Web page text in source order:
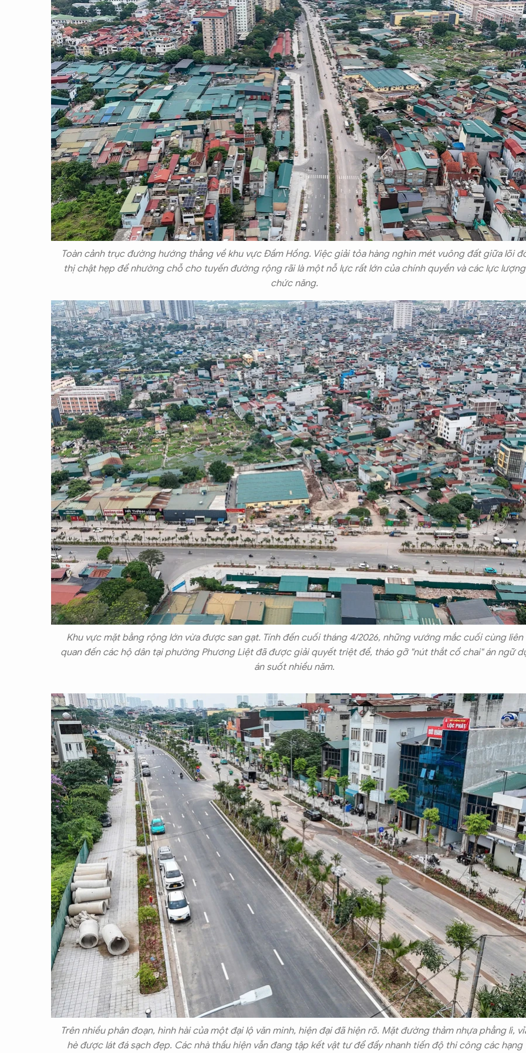
Toàn cảnh trục đường hướng thẳng về khu vực Đầm Hồng. Việc giải tỏa hàng nghìn mét vuông đất giữa lõi
thị chật hẹp để nhường chỗ cho tuyến đường rộng rãi là một nỗ lực rất lớn của chính quyền và các lực lượng
chức năng.
Khu vực mặt bằng rộng lớn vừa được san gạt. Tính đến cuối tháng 4/2026, những vướng mắc cuối cùng liên
quan đến các hộ dân tại phường Phương Liệt đã được giải quyết triệt để, tháo gỡ "nút thắt cổ chai" án ngữ
án suốt nhiều năm.
Trên nhiều phân đoạn, hình hài của một đại lộ văn minh, hiện đại đã hiện rõ. Mặt đường thảm nhựa phẳng lì,
hè được lát đá sạch đẹp. Các nhà thầu hiện vẫn đang tập kết vật tư để đẩy nhanh tiến độ thi công các hạng